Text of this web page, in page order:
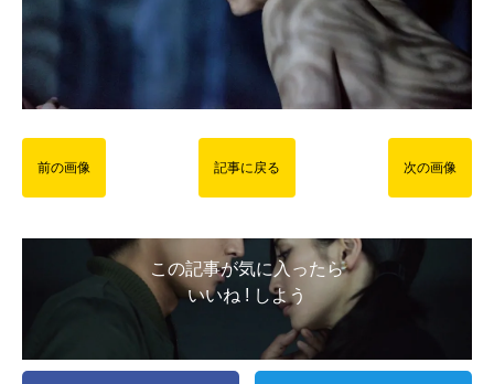
前の画像 記事に戻る 次の画像
この記事が気に入ったら
いいね ! しよう